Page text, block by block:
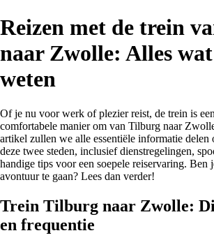
Reizen met de trein
naar Zwolle: Alles
weten
Of je nu voor werk of plezier reist, de trein is
comfortabele manier om van Tilburg naar
artikel zullen we alle essentiële informatie delen
deze twee steden, inclusief dienstregelingen,
handige tips voor een soepele reiservaring. Ben
avontuur te gaan? Lees dan verder!
Trein Tilburg naar Zwolle:
en frequentie